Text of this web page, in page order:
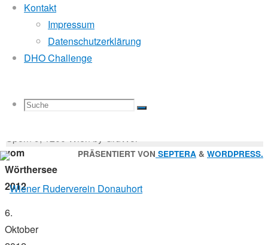
Kontakt
Impressum
Datenschutzerklärung
DHO Challenge
Suche
Suchen
Suche
2012
Oktober
2017
vom
Wörthersee
2012
6.
Oktober
Sternfahrten Archiv
Ruderlinks-
Impressum-
nach:
Sporn 9, 1200 Wien by GruWol
PRÄSENTIERT VON SEPTERA & WORDPRESS.
Zurück
nach
oben